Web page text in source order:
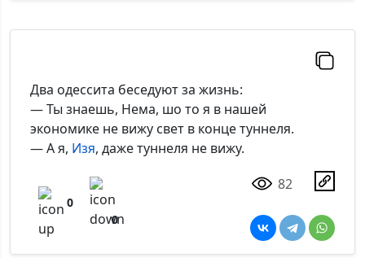
Два одессита беседуют за жизнь:
— Ты знаешь, Нема, шо то я в нашей
экономике не вижу свет в конце туннеля.
— А я, Изя, даже туннеля не вижу.
0
0
82